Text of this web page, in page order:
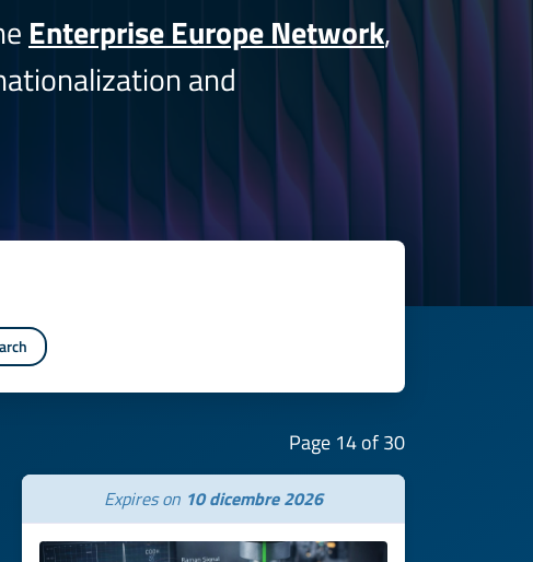
Enterprise Europe Network,
and
Page 14 of 30
Expires on 10 dicembre 2026